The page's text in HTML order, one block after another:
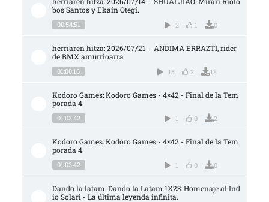
bos Santos y Ekain Otegi.
00:54:51 2 1 0
herriaren hitza: 2026/07/21 -  ANDIMA ERRAZTI, rider
de BMX amurrioarra
01:00:16 15 2 13
Kodoro Games: Kodoro Games - 4×42 - Final de la Tem
porada 4
01:03:42 1 0 2
Kodoro Games: Kodoro Games - 4×42 - Final de la Tem
porada 4
01:03:42 1 0 0
Dando la latam: Dando la Latam 1X23: Homenaje al Ind
io Solari - La última leyenda infinita.